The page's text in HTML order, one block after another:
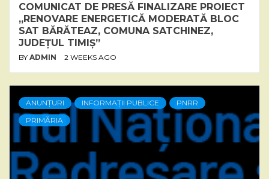
COMUNICAT DE PRESĂ FINALIZARE PROIECT
„RENOVARE ENERGETICĂ MODERATĂ BLOC
SAT BĂRĂTEAZ, COMUNA SATCHINEZ,
JUDEȚUL TIMIȘ”
BY ADMIN 2 WEEKS AGO
ANUNȚURI INFORMAȚII PUBLICE
PNRR
PRIMĂRIA